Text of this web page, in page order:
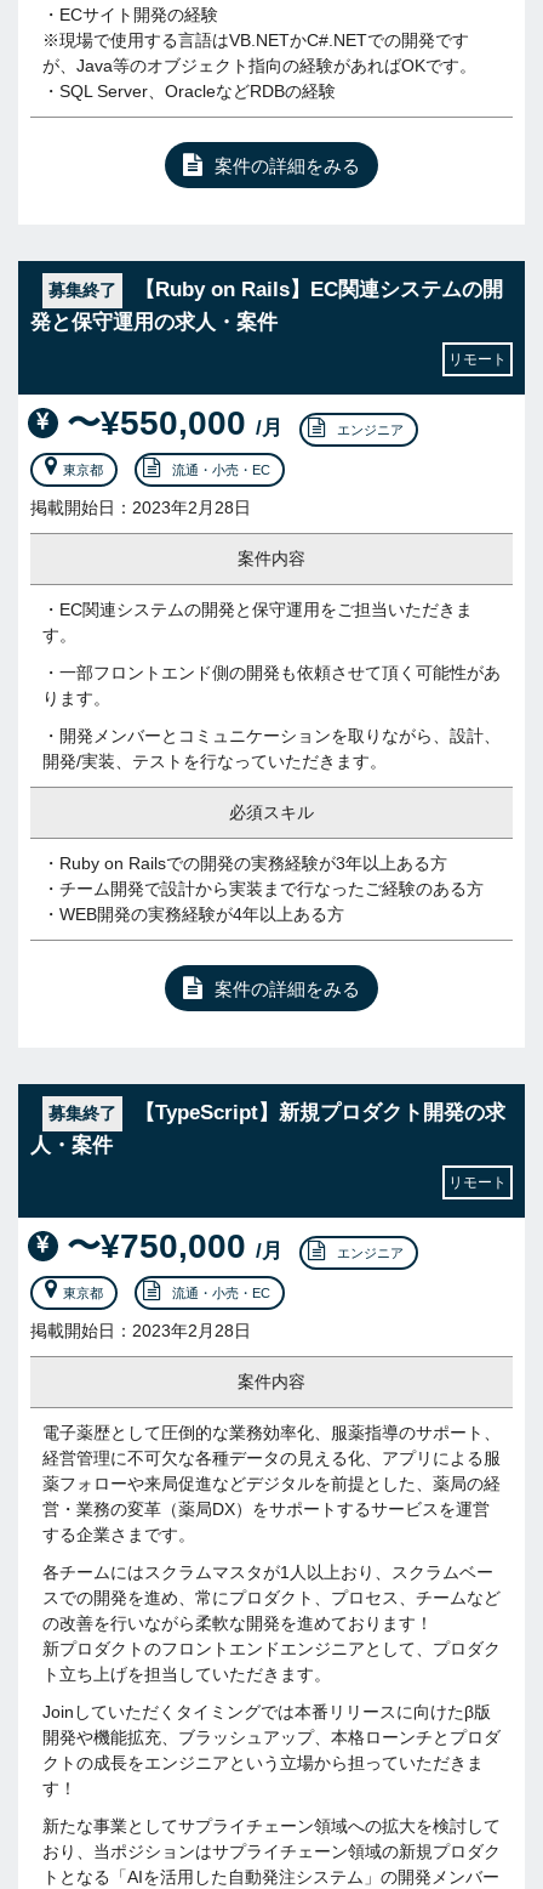
・ECサイト開発の経験
※現場で使用する言語はVB.NETかC#.NETでの開発です
が、Java等のオブジェクト指向の経験があればOKです。
・SQL Server、OracleなどRDBの経験
案件の詳細をみる
募集終了
【Ruby on Rails】EC関連システムの開
発と保守運用の求人・案件
リモート
〜¥550,000 /月 エンジニア
東京都 流通・小売・EC
掲載開始日：2023年2月28日
案件内容
・EC関連システムの開発と保守運用をご担当いただきま
す。
・一部フロントエンド側の開発も依頼させて頂く可能性があ
ります。
・開発メンバーとコミュニケーションを取りながら、設計、
開発/実装、テストを行なっていただきます。
必須スキル
・Ruby on Railsでの開発の実務経験が3年以上ある方
・チーム開発で設計から実装まで行なったご経験のある方
・WEB開発の実務経験が4年以上ある方
案件の詳細をみる
募集終了
【TypeScript】新規プロダクト開発の求
人・案件
リモート
〜¥750,000 /月 エンジニア
東京都 流通・小売・EC
掲載開始日：2023年2月28日
案件内容
電子薬歴として圧倒的な業務効率化、服薬指導のサポート、
経営管理に不可欠な各種データの見える化、アプリによる服
薬フォローや来局促進などデジタルを前提とした、薬局の経
営・業務の変革（薬局DX）をサポートするサービスを運営
する企業さまです。
各チームにはスクラムマスタが1人以上おり、スクラムベー
スでの開発を進め、常にプロダクト、プロセス、チームなど
の改善を行いながら柔軟な開発を進めております！
新プロダクトのフロントエンドエンジニアとして、プロダク
ト立ち上げを担当していただきます。
Joinしていただくタイミングでは本番リリースに向けたβ版
開発や機能拡充、ブラッシュアップ、本格ローンチとプロダ
クトの成長をエンジニアという立場から担っていただきま
す！
新たな事業としてサプライチェーン領域への拡大を検討して
おり、当ポジションはサプライチェーン領域の新規プロダク
トとなる「AIを活用した自動発注システム」の開発メンバー